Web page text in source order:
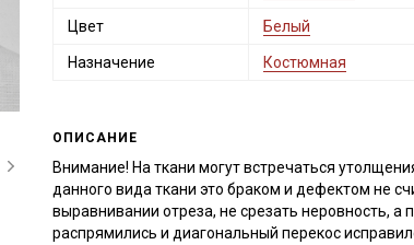
Цвет Белый
Назначение Костюмная
ОПИСАНИЕ
Внимание! На ткани могут встречаться
данного вида ткани это браком и дефектом не
выравнивании отреза, не срезать неровность, а
распрямились и диагональный перекос